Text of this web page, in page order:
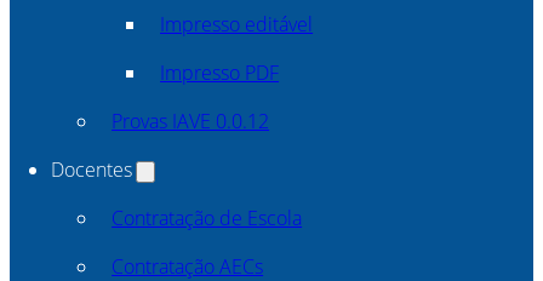
Impresso editável
Impresso PDF
Provas IAVE 0.0.12
Docentes
Contratação de Escola
Contratação AECs